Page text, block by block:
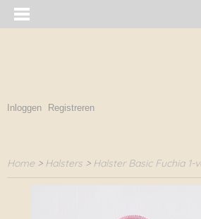
Inloggen Registreren
Home > Halsters > Halster Basic Fuchia 1-